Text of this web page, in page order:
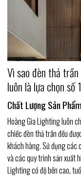
Vì sao đèn thả
luôn là lựa chọn số
Chất Lượng Sản
Hoàng Gia Lighting luôn
chiếc đèn thả trần đều
khách hàng. Sử dụng các
và các quy trình sản xuất
Lighting có độ bền cao,